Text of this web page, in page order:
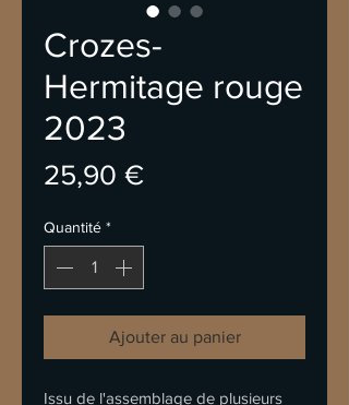
Crozes-
Hermitage rouge
2023
25,90 €Prix
Quantité *
Ajouter au panier
Issu de l'assemblage de plusieurs